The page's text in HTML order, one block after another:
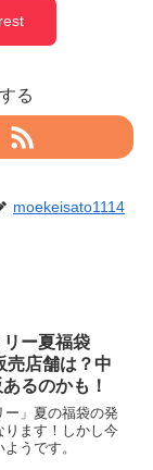
る
moekeisato1114
ー夏福袋
売店舗は？中
るのかも！
ー」夏の福袋の発
ります！しかし今
うです。